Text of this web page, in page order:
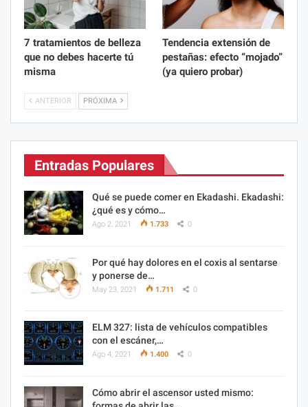
7 tratamientos de belleza
que no debes hacerte tú
misma
Tendencia extensión de
pestañas: efecto “mojado”
(ya quiero probar)
ANTERIOR PRÓXIMA
Entradas Populares
Qué se puede comer en Ekadashi. Ekadashi:
¿qué es y cómo…
Ago 2, 2021 1.733 0
Por qué hay dolores en el coxis al sentarse
y ponerse de…
May 23, 2021 1.711 0
ELM 327: lista de vehículos compatibles
con el escáner,…
Ago 4, 2021 1.400 0
Cómo abrir el ascensor usted mismo: